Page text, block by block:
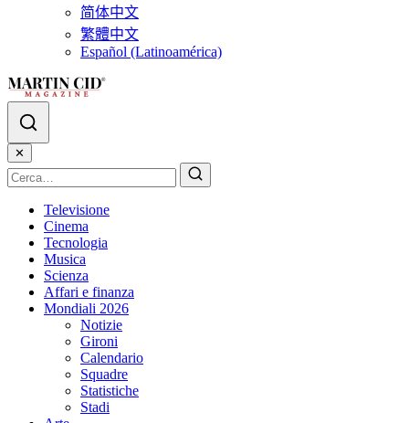
简体中文
繁體中文
Español (Latinoamérica)
✕
Televisione
Cinema
Tecnologia
Musica
Scienza
Affari e finanza
Mondiali 2026
Notizie
Gironi
Calendario
Squadre
Statistiche
Stadi